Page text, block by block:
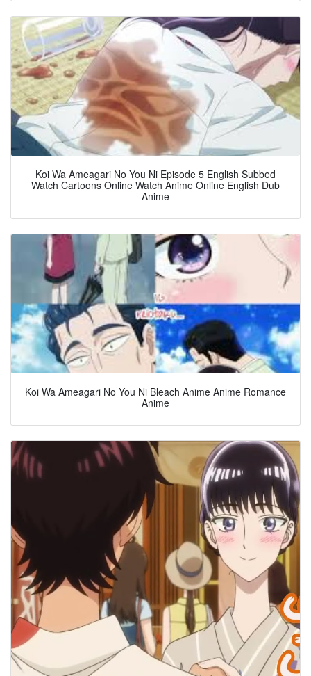
Koi Wa Ameagari No You Ni Episode 5 English Subbed
Watch Cartoons Online Watch Anime Online English Dub
Anime
Koi Wa Ameagari No You Ni Bleach Anime Anime Romance
Anime